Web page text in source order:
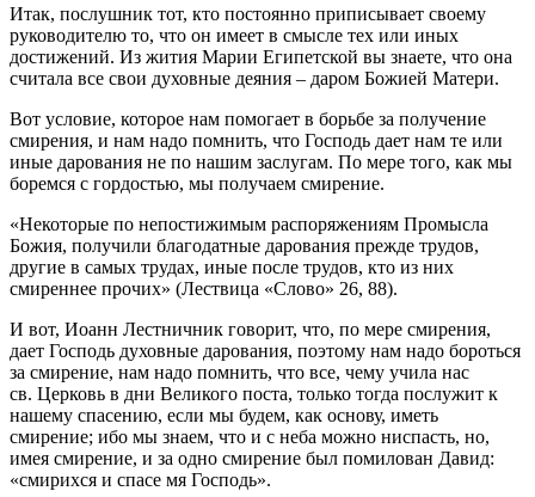
Итак, послушник тот, кто постоянно приписывает своему
руководителю то, что он имеет в смысле тех или иных
достижений. Из жития Марии Египетской вы знаете, что она
считала все свои духовные деяния – даром Божией Матери.
Вот условие, которое нам помогает в борьбе за получение
смирения, и нам надо помнить, что Господь дает нам те или
иные дарования не по нашим заслугам. По мере того, как мы
боремся с гордостью, мы получаем смирение.
«Некоторые по непостижимым распоряжениям Промысла
Божия, получили благодатные дарования прежде трудов,
другие в самых трудах, иные после трудов, кто из них
смиреннее прочих» (Лествица «Слово» 26, 88).
И вот, Иоанн Лестничник говорит, что, по мере смирения,
дает Господь духовные дарования, поэтому нам надо бороться
за смирение, нам надо помнить, что все, чему учила нас
св. Церковь в дни Великого поста, только тогда послужит к
нашему спасению, если мы будем, как основу, иметь
смирение; ибо мы знаем, что и с неба можно ниспасть, но,
имея смирение, и за одно смирение был помилован Давид:
«смирихся и спасе мя Господь».